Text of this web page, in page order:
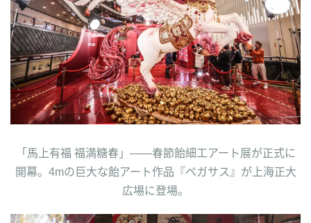
「馬上有福 福満糖春」――春節飴細工アート展が正式に
開幕。4mの巨大な飴アート作品『ペガサス』が上海正大
広場に登場。